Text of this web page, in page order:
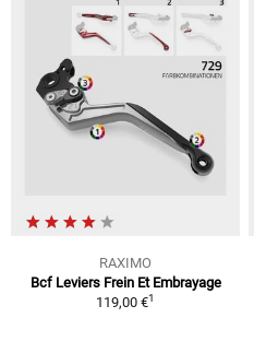
RAXIMO
Bcf Leviers Frein Et Embrayage
119,00 €1